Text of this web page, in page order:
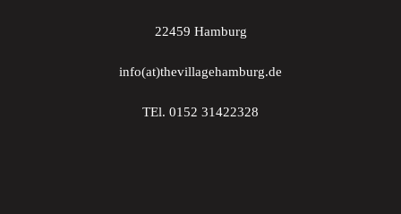
22459 Hamburg
info(at)thevillagehamburg.de
TEl. 0152 31422328